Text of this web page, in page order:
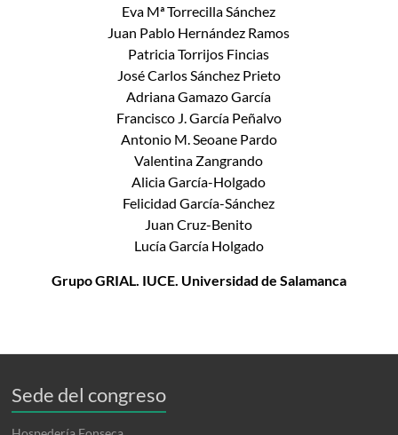
Eva Mª Torrecilla Sánchez
Juan Pablo Hernández Ramos
Patricia Torrijos Fincias
José Carlos Sánchez Prieto
Adriana Gamazo García
Francisco J. García Peñalvo
Antonio M. Seoane Pardo
Valentina Zangrando
Alicia García-Holgado
Felicidad García-Sánchez
Juan Cruz-Benito
Lucía García Holgado
Grupo GRIAL. IUCE. Universidad de Salamanca
Sede del congreso